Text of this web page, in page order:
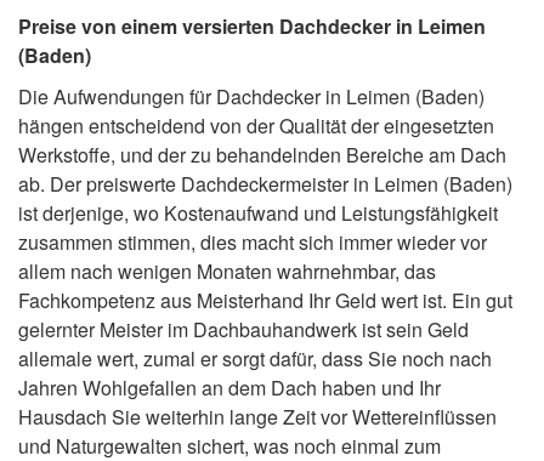
Preise von einem versierten Dachdecker in Leimen
(Baden)
Die Aufwendungen für Dachdecker in Leimen (Baden)
hängen entscheidend von der Qualität der eingesetzten
Werkstoffe, und der zu behandelnden Bereiche am Dach
ab. Der preiswerte Dachdeckermeister in Leimen (Baden)
ist derjenige, wo Kostenaufwand und Leistungsfähigkeit
zusammen stimmen, dies macht sich immer wieder vor
allem nach wenigen Monaten wahrnehmbar, das
Fachkompetenz aus Meisterhand Ihr Geld wert ist. Ein gut
gelernter Meister im Dachbauhandwerk ist sein Geld
allemale wert, zumal er sorgt dafür, dass Sie noch nach
Jahren Wohlgefallen an dem Dach haben und Ihr
Hausdach Sie weiterhin lange Zeit vor Wettereinflüssen
und Naturgewalten sichert, was noch einmal zum